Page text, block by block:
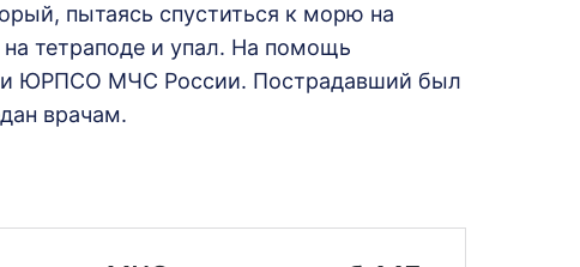
пытаясь спуститься к морю на
тетраподе и упал. На помощь
и ЮРПСО МЧС России. Пострадавший был
врачам.